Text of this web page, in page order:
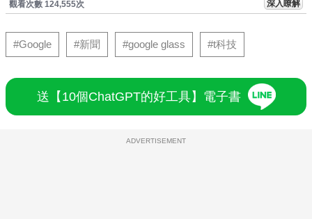
觀看次數 124,555次 深入瞭解
#Google #新聞 #google glass #t科技
送【10個ChatGPT的好工具】電子書
ADVERTISEMENT